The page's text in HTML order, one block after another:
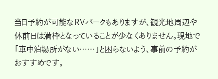
当日予約が可能なRVパークもありますが、観光地周辺や
休前日は満枠となっていることが少なくありません。現地で
「車中泊場所がない……」と困らないよう、事前の予約が
おすすめです。